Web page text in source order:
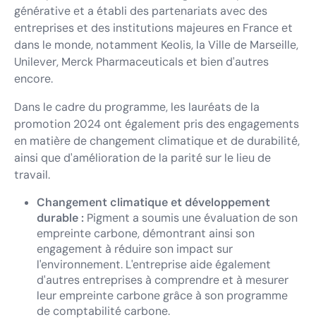
générative et a établi des partenariats avec des
entreprises et des institutions majeures en France et
dans le monde, notamment Keolis, la Ville de Marseille,
Unilever, Merck Pharmaceuticals et bien d'autres
encore.
Dans le cadre du programme, les lauréats de la
promotion 2024 ont également pris des engagements
en matière de changement climatique et de durabilité,
ainsi que d'amélioration de la parité sur le lieu de
travail.
Changement climatique et développement
durable : Pigment a soumis une évaluation de son
empreinte carbone, démontrant ainsi son
engagement à réduire son impact sur
l'environnement. L'entreprise aide également
d'autres entreprises à comprendre et à mesurer
leur empreinte carbone grâce à son programme
de comptabilité carbone.